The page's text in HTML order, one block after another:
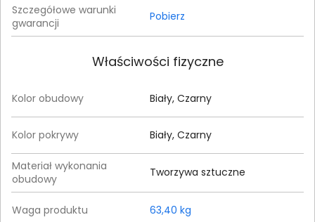
Szczegółowe warunki
gwarancji
Pobierz
Właściwości fizyczne
Kolor obudowy Biały, Czarny
Kolor pokrywy Biały, Czarny
Materiał wykonania
obudowy
Tworzywa sztuczne
Waga produktu 63,40 kg